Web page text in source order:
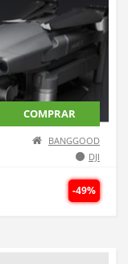
COMPRAR
BANGGOOD
DJI
-49%